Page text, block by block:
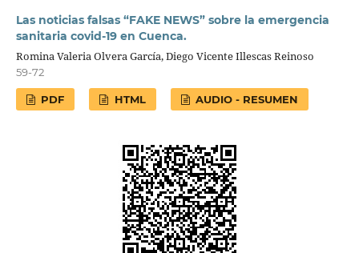
Las noticias falsas “FAKE NEWS” sobre la emergencia
sanitaria covid-19 en Cuenca.
Romina Valeria Olvera García, Diego Vicente Illescas Reinoso
59-72
PDF HTML AUDIO - RESUMEN